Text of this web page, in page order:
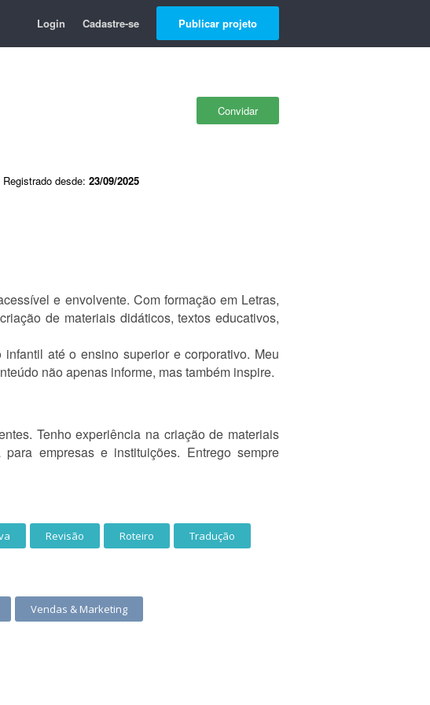
Login Cadastre-se Publicar projeto
Convidar
Registrado desde: 23/09/2025
e envolvente. Com formação em Letras,
de materiais didáticos, textos educativos,
até o ensino superior e corporativo. Meu
não apenas informe, mas também inspire.
Tenho experiência na criação de materiais
empresas e instituições. Entrego sempre
Revisão Roteiro Tradução
Vendas & Marketing